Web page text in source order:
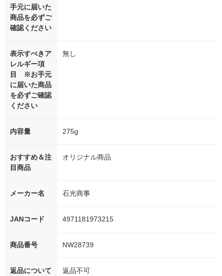
手元に届いた
商品を必ずご
確認ください
表示すべきア
レルギー項
目 ※お手元
に届いた商品
を必ずご確認
ください
無し
内容量 275g
おすすめ＆注
目商品
オリジナル商品
メーカー名 石光商事
JANコード 4971181973215
商品番号 NW28739
返品について
返品不可